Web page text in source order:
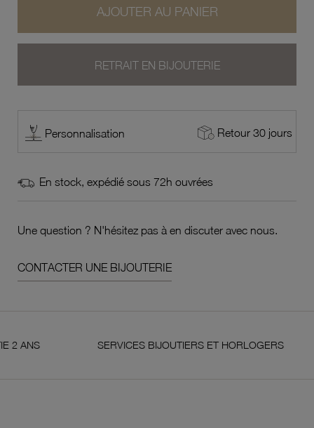
AJOUTER AU PANIER
RETRAIT EN BIJOUTERIE
Personnalisation Retour 30 jours
En stock, expédié sous 72h ouvrées
Une question ? N'hésitez pas à en discuter avec nous.
CONTACTER UNE BIJOUTERIE
SERVICES BIJOUTIERS ET HORLOGERS